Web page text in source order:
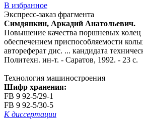
В избранное
Экспресс-заказ фрагмента
Симдянкин, Аркадий Анатольевич.
Повышение качества поршневых колец
обеспечением приспособляемости
автореферат дис. ... кандидата
Политехн. ин-т. - Саратов, 1992. - 23 с.
Технология машиностроения
Шифр хранения:
FB 9 92-5/29-1
FB 9 92-5/30-5
К диссертации